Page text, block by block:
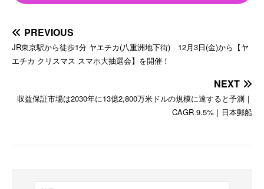
PREVIOUS
JR東京駅から徒歩1分 ヤエチカ(八重洲地下街) 12月3日(金)から【ヤ
エチカ クリスマス スマホ大抽選会】を開催！
NEXT
収益保証市場は2030年に13億2,800万米ドルの規模に達すると予測｜
CAGR 9.5%｜日本郵船